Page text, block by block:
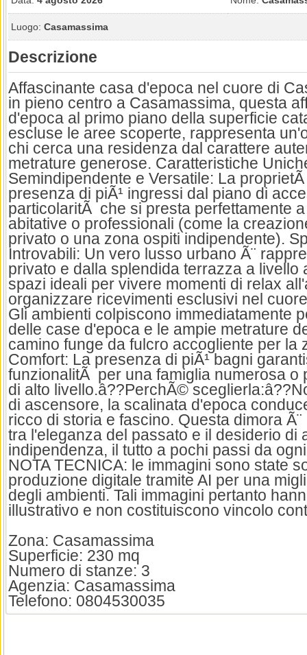
Luogo: Casamassima
Descrizione
Affascinante casa d'epoca nel cuore di
in pieno centro a Casamassima, questa
d'epoca al primo piano della superficie
escluse le aree scoperte, rappresenta
chi cerca una residenza dal carattere
metrature generose. Caratteristiche
Semindipendente e Versatile: La
presenza di piÃ¹ ingressi dal piano di
particolaritÃ che si presta perfettamente
abitative o professionali (come la
privato o una zona ospiti indipendente).
Introvabili: Un vero lusso urbano Ã¨
privato e dalla splendida terrazza a livello
spazi ideali per vivere momenti di relax
organizzare ricevimenti esclusivi nel
Gli ambienti colpiscono immediatamente
delle case d'epoca e le ampie metrature
camino funge da fulcro accogliente per la
Comfort: La presenza di piÃ¹ bagni
funzionalitÃ per una famiglia numerosa o
di alto livello.â??PerchÃ©
di ascensore, la scalinata d'epoca
ricco di storia e fascino. Questa dimora
tra l'eleganza del passato e il desiderio di
indipendenza, il tutto a pochi passi da
NOTA TECNICA: le immagini sono state
produzione digitale tramite AI per una
degli ambienti. Tali immagini pertanto
illustrativo e non costituiscono vincolo
Zona: Casamassima
Superficie: 230 mq
Numero di stanze: 3
Agenzia: Casamassima
Telefono: 0804530035